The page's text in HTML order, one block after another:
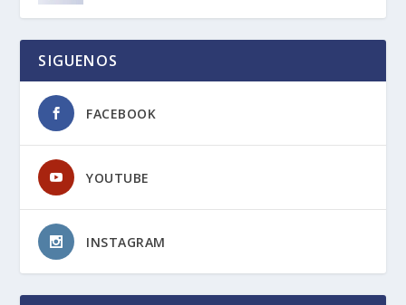
SIGUENOS
FACEBOOK
YOUTUBE
INSTAGRAM